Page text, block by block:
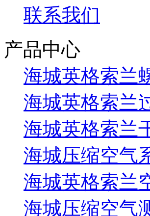
联系我们
产品中心
海城英格索兰
海城英格索兰
海城英格索兰
海城压缩空气
海城英格索兰
海城压缩空气